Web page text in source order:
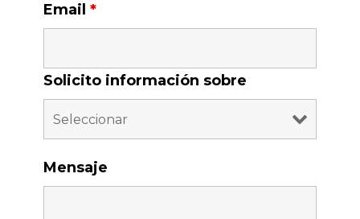
Email*
Solicito información sobre
Mensaje